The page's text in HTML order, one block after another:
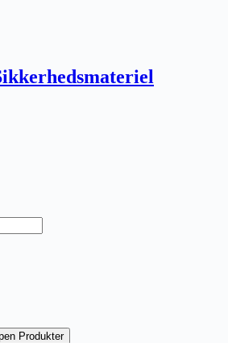
Produkter